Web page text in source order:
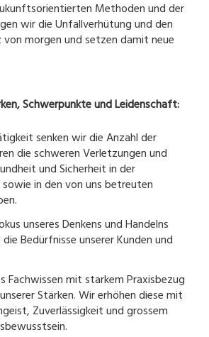
Methoden und der
wir die Unfallverhütung und den
morgen und setzen damit neue
Schwerpunkte und Leidenschaft:
senken wir die Anzahl der
die schweren Verletzungen und
und Sicherheit in der
in den von uns betreuten
unseres Denkens und Handelns
Bedürfnisse unserer Kunden und
Fachwissen mit starkem Praxisbezug
Stärken. Wir erhöhen diese mit
Zuverlässigkeit und grossem